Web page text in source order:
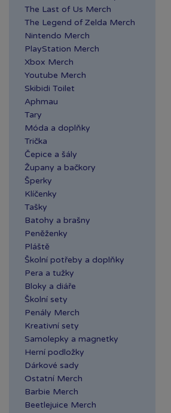
The Last of Us Merch
The Legend of Zelda Merch
Nintendo Merch
PlayStation Merch
Xbox Merch
Youtube Merch
Skibidi Toilet
Aphmau
Tary
Móda a doplňky
Trička
Čepice a šály
Župany a bačkory
Šperky
Klíčenky
Tašky
Batohy a brašny
Peněženky
Pláště
Školní potřeby a doplňky
Pera a tužky
Bloky a diáře
Školní sety
Penály Merch
Kreativní sety
Samolepky a magnetky
Herní podložky
Dárkové sady
Ostatní Merch
Barbie Merch
Beetlejuice Merch